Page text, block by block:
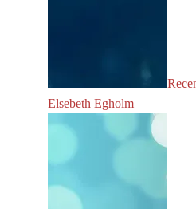
Elsebeth Egholm